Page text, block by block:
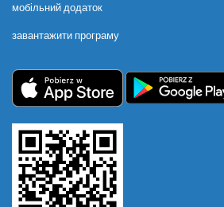
мобільний додаток
завантажити програму